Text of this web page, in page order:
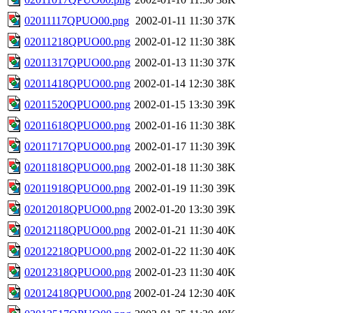
02011117QPUO00.png 2002-01-11 11:30 37K
02011218QPUO00.png 2002-01-12 11:30 38K
02011317QPUO00.png 2002-01-13 11:30 37K
02011418QPUO00.png 2002-01-14 12:30 38K
02011520QPUO00.png 2002-01-15 13:30 39K
02011618QPUO00.png 2002-01-16 11:30 38K
02011717QPUO00.png 2002-01-17 11:30 39K
02011818QPUO00.png 2002-01-18 11:30 38K
02011918QPUO00.png 2002-01-19 11:30 39K
02012018QPUO00.png 2002-01-20 13:30 39K
02012118QPUO00.png 2002-01-21 11:30 40K
02012218QPUO00.png 2002-01-22 11:30 40K
02012318QPUO00.png 2002-01-23 11:30 40K
02012418QPUO00.png 2002-01-24 12:30 40K